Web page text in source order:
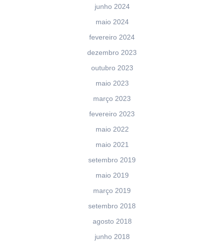
junho 2024
maio 2024
fevereiro 2024
dezembro 2023
outubro 2023
maio 2023
março 2023
fevereiro 2023
maio 2022
maio 2021
setembro 2019
maio 2019
março 2019
setembro 2018
agosto 2018
junho 2018